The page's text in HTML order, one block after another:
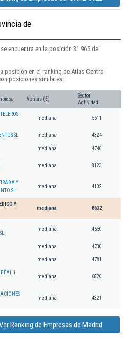
de
encuentra en la posición 31.965 del
posición en el ranking de Atlas Centro
posiciones similares:
Ventas (€)
Sector
Actividad
mediana 5611
SL mediana 4324
mediana 4740
mediana 8123
Y
SL.
mediana 4102
Y
mediana 8622
mediana 4650
mediana 4730
mediana 4781
1
mediana 6820
mediana 4321
Ranking de Empresas de Madrid